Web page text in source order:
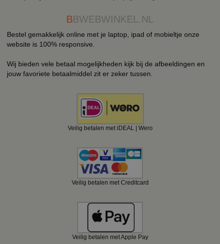
BBWEBWINKEL.NL
Bestel gemakkelijk online met je laptop, ipad of mobieltje onze
website is 100% responsive.
Wij bieden vele betaal mogelijkheden kijk bij de afbeeldingen en
jouw favoriete betaalmiddel zit er zeker tussen.
Veilig betalen met iDEAL | Wero
Veilig betalen met Creditcard
Veilig betalen met Apple Pay